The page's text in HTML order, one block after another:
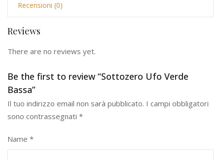
Recensioni (0)
Reviews
There are no reviews yet.
Be the first to review “Sottozero Ufo Verde
Bassa”
Il tuo indirizzo email non sarà pubblicato. I campi obbligatori
sono contrassegnati *
Name *